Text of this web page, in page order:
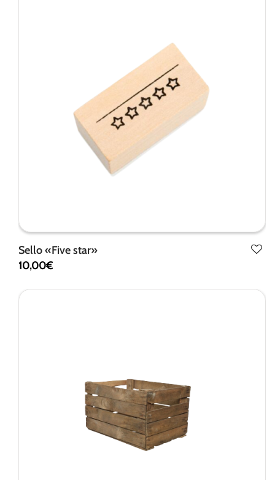
Sello «Five star»
10,00€